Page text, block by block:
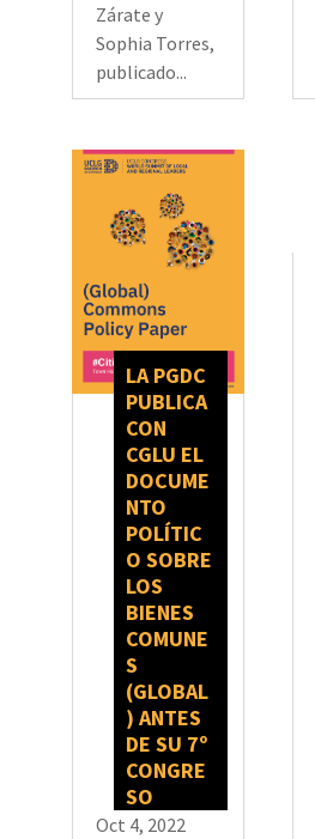
Zárate y
Sophia Torres,
publicado...
LA PGDC
PUBLICA
CON
CGLU EL
DOCUME
NTO
POLÍTIC
O SOBRE
LOS
BIENES
COMUNE
S
(GLOBAL
) ANTES
DE SU 7º
CONGRE
SO
Oct 4, 2022